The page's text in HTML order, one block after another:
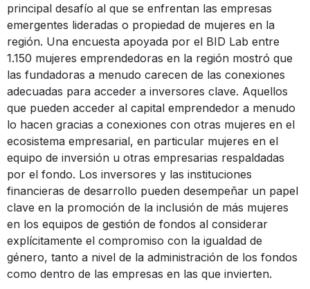
principal desafío al que se enfrentan las empresas
emergentes lideradas o propiedad de mujeres en la
región. Una encuesta apoyada por el BID Lab entre
1.150 mujeres emprendedoras en la región mostró que
las fundadoras a menudo carecen de las conexiones
adecuadas para acceder a inversores clave. Aquellos
que pueden acceder al capital emprendedor a menudo
lo hacen gracias a conexiones con otras mujeres en el
ecosistema empresarial, en particular mujeres en el
equipo de inversión u otras empresarias respaldadas
por el fondo. Los inversores y las instituciones
financieras de desarrollo pueden desempeñar un papel
clave en la promoción de la inclusión de más mujeres
en los equipos de gestión de fondos al considerar
explícitamente el compromiso con la igualdad de
género, tanto a nivel de la administración de los fondos
como dentro de las empresas en las que invierten.